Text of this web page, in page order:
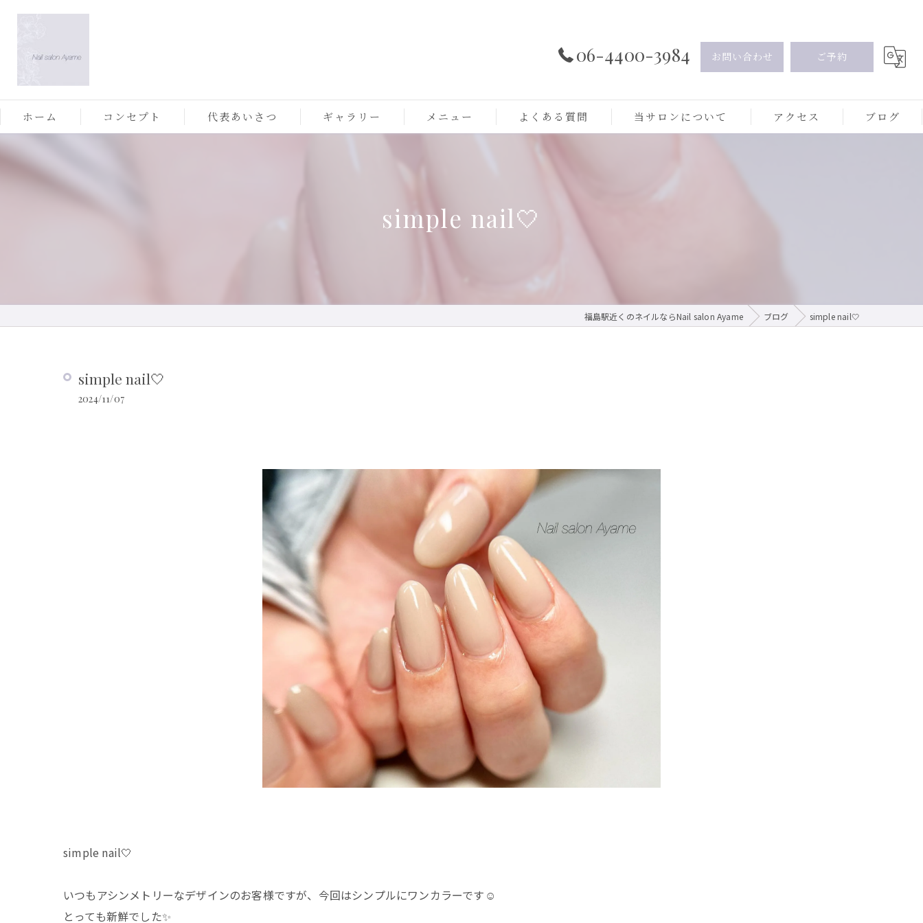
06-4400-3984 お問い合わせ ご予約
ホーム コンセプト 代表あいさつ ギャラリー メニュー よくある質問 当サロンについて アクセス ブログ
simple nail🤍
福島駅近くのネイルならNail salon Ayame ブログ simple nail🤍
simple nail🤍
2024/11/07
simple nail🤍
いつもアシンメトリーなデザインのお客様ですが、今回はシンプルにワンカラーです☺️
とっても新鮮でした✨